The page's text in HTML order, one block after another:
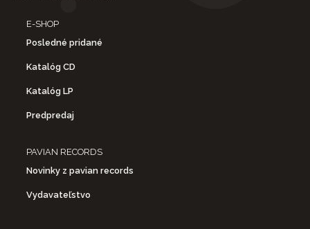
E-SHOP
Posledné pridané
Katalóg CD
Katalóg LP
Predpredaj
PAVIAN RECORDS
Novinky z pavian records
Vydavateľstvo